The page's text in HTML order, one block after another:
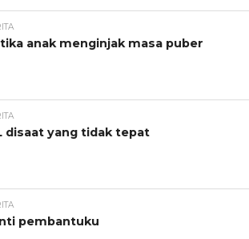
anak menginjak masa puber
disaat yang tidak tepat
pembantuku